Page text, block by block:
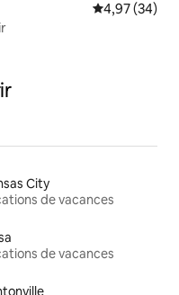
Évaluation
4,97 (34)
City
de vacances
de vacances